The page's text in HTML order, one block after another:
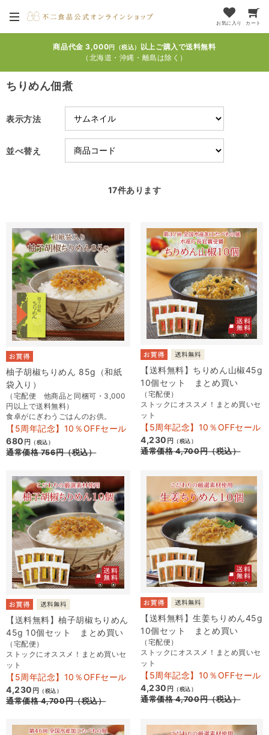
お気に入り カート
商品代金 3,000円（税込）
以上ご購入で送料無料
（北海道・沖縄・離島は除く）
ちりめん佃煮
表示方法
並べ替え
17件あります
柚子胡椒ちりめん 85g（和紙
袋入り）
（宅配便 他商品と同梱可・3,000
円以上で送料無料）
食卓がにぎわうごはんのお供。
【5周年記念】10％OFFセール
680 円 （税込）
通常価格756円（税込）
【送料無料】ちりめん山椒45g
10個セット まとめ買い
（宅配便）
ストックにオススメ！まとめ買いセ
ット
【5周年記念】10％OFFセール
4,230 円 （税込）
通常価格4,700円（税込）
【送料無料】柚子胡椒ちりめん
45g 10個セット まとめ買い
（宅配便）
ストックにオススメ！まとめ買いセ
ット
【5周年記念】10％OFFセール
4,230 円 （税込）
通常価格4,700円（税込）
【送料無料】生姜ちりめん45g
10個セット まとめ買い
（宅配便）
ストックにオススメ！まとめ買いセ
ット
【5周年記念】10％OFFセール
4,230 円 （税込）
通常価格4,700円（税込）